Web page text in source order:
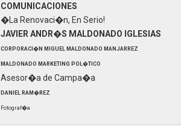
COMUNICACIONES
�La Renovaci�n, En Serio!
JAVIER ANDR�S MALDONADO IGLESIAS
CORPORACI�N MIGUEL MALDONADO MANJARREZ
MALDONADO MARKETING POL�TICO
Asesor�a de Campa�a
DANIEL RAM�REZ
Fotograf�a